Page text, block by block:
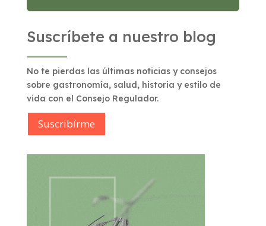
Suscríbete a nuestro blog
No te pierdas las últimas noticias y consejos
sobre gastronomía, salud, historia y estilo de
vida con el Consejo Regulador.
Suscribírme